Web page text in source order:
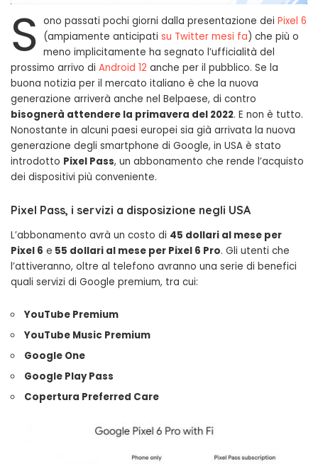
S ono passati pochi giorni dalla presentazione dei Pixel 6
(ampiamente anticipati su Twitter mesi fa) che più o
meno implicitamente ha segnato l’ufficialità del
prossimo arrivo di Android 12 anche per il pubblico. Se la
buona notizia per il mercato italiano è che la nuova
generazione arriverà anche nel Belpaese, di contro
bisognerà attendere la primavera del 2022. E non è tutto.
Nonostante in alcuni paesi europei sia già arrivata la nuova
generazione degli smartphone di Google, in USA è stato
introdotto Pixel Pass, un abbonamento che rende l’acquisto
dei dispositivi più conveniente.
Pixel Pass, i servizi a disposizione negli USA
L’abbonamento avrà un costo di 45 dollari al mese per
Pixel 6 e 55 dollari al mese per Pixel 6 Pro. Gli utenti che
l’attiveranno, oltre al telefono avranno una serie di benefici
quali servizi di Google premium, tra cui:
YouTube Premium
YouTube Music Premium
Google One
Google Play Pass
Copertura Preferred Care